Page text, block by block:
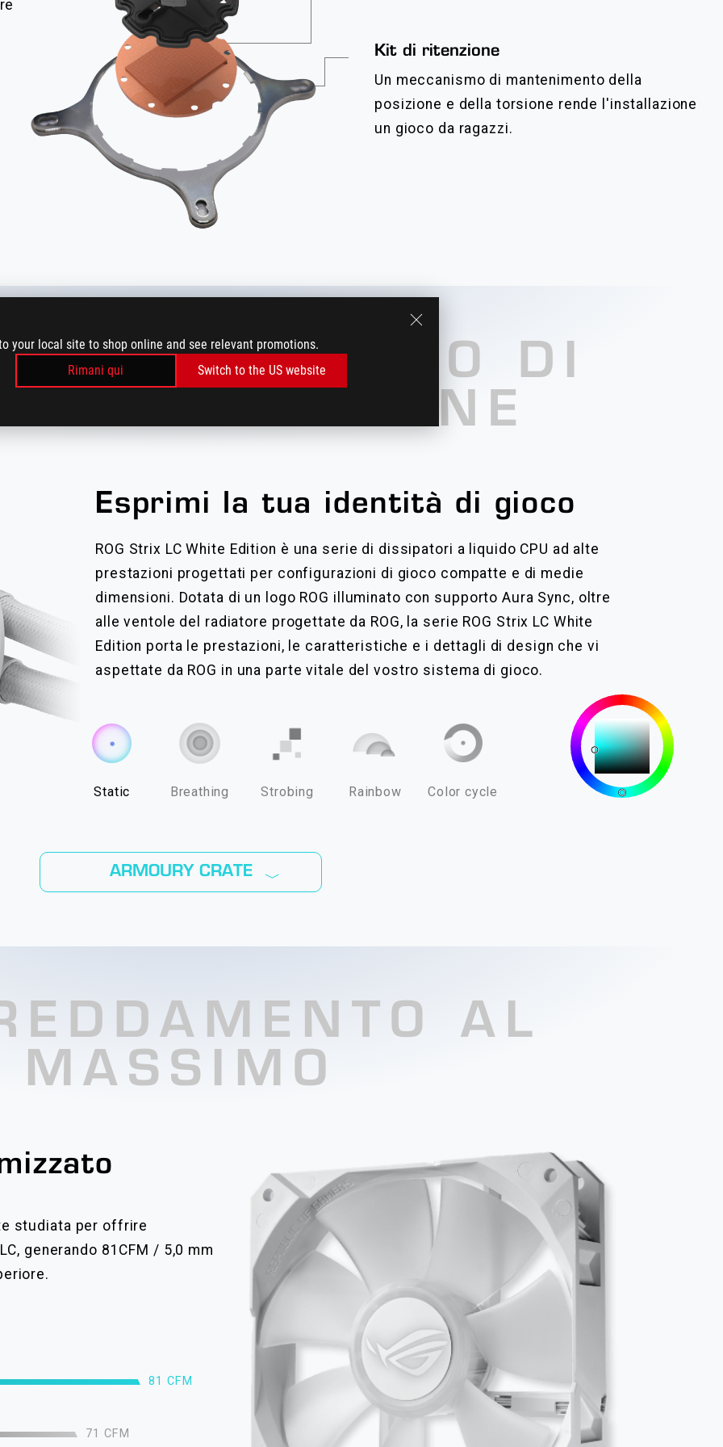
your local site to shop online and see relevant promotions.
Rimani qui
Switch to the US website
Kit di ritenzione
Un meccanismo di mantenimento della
posizione e della torsione rende l'installazione
un gioco da ragazzi.
LIVELLO DI
Esprimi la tua identità di gioco
ROG Strix LC White Edition​ è una serie di dissipatori a liquido CPU ad alte
prestazioni progettati per configurazioni di gioco compatte e di medie
dimensioni. Dotata di un logo ROG illuminato con supporto Aura Sync, oltre
alle ventole del radiatore progettate da ROG, la serie ROG Strix LC White
Edition porta le prestazioni, le caratteristiche e i dettagli di design che vi
aspettate da ROG in una parte vitale del vostro sistema di gioco.
Static Breathing Strobing Rainbow Color cycle
ARMOURY CRATE ﹀
AL
MASSIMO
studiata per offrire
generando 81CFM / 5,0 mm
81 CFM
71 CFM